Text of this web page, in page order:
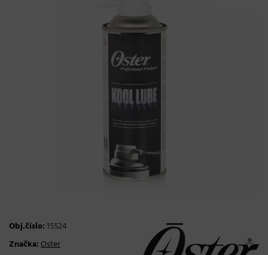
Obj.číslo:15524
Značka:Oster